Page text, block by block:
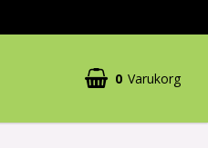
0 Varukorg